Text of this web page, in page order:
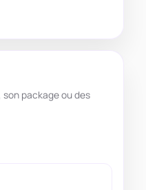
package ou des